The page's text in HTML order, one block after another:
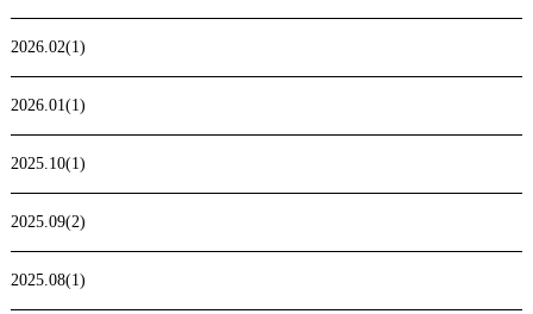
2026.02(1)
2026.01(1)
2025.10(1)
2025.09(2)
2025.08(1)